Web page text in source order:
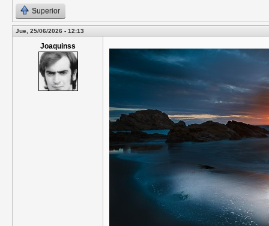
Superior
Jue, 25/06/2026 - 12:13
Joaquinss